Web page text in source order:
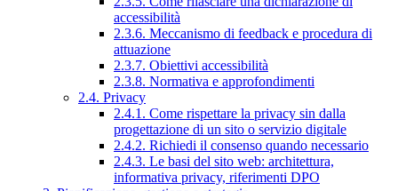
accessibilità
2.3.6. Meccanismo di feedback e procedura di
attuazione
2.3.7. Obiettivi accessibilità
2.3.8. Normativa e approfondimenti
2.4. Privacy
2.4.1. Come rispettare la privacy sin dalla
progettazione di un sito o servizio digitale
2.4.2. Richiedi il consenso quando necessario
2.4.3. Le basi del sito web: architettura,
informativa privacy, riferimenti DPO